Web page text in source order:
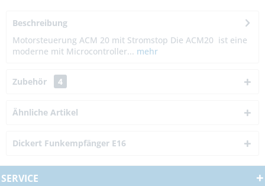
Beschreibung
Motorsteuerung ACM 20 mit Stromstop Die ACM20 ist eine
moderne mit Microcontroller... mehr
Zubehör 4
Ähnliche Artikel
Dickert Funkempfänger E16
SERVICE